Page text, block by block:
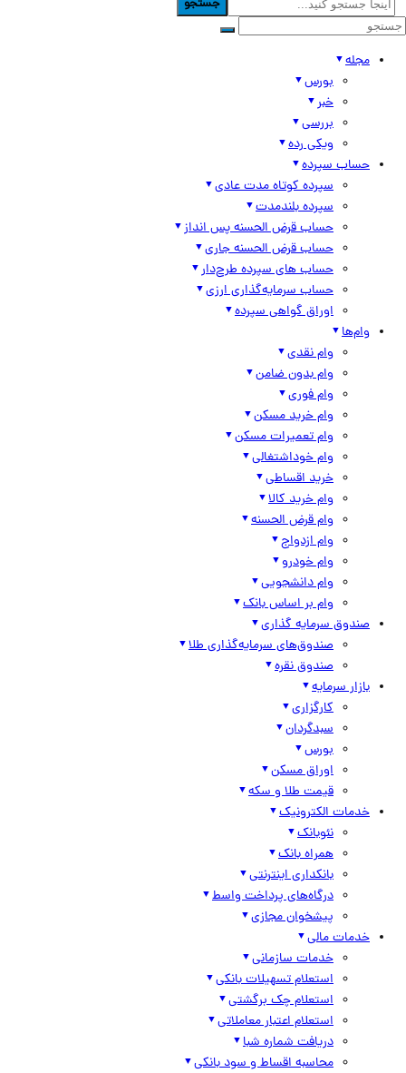
جستجو
مجله
بورس
خبر
بررسی
ویکی رده
حساب سپرده
سپرده کوتاه مدت عادی
سپرده بلندمدت
حساب قرض الحسنه پس انداز
حساب قرض الحسنه جاری
حساب های سپرده طرح‌دار
حساب سرمایه‌گذاری ارزی
اوراق گواهی سپرده
وام‌ها
وام نقدی
وام بدون ضامن
وام فوری
وام خرید مسکن
وام تعمیرات مسکن
وام خوداشتغالی
خرید اقساطی
وام خرید کالا
وام قرض الحسنه
وام ازدواج
وام خودرو
وام دانشجویی
وام بر اساس بانک
صندوق سرمایه گذاری
صندوق‌های سرمایه‌گذاری طلا
صندوق نقره
بازار سرمایه
کارگزاری
سبدگردان
بورس
اوراق مسکن
قیمت طلا و سکه
خدمات الکترونیک
نئوبانک
همراه بانک
بانکداری اینترنتی
درگاه‌های پرداخت واسط
پیشخوان مجازی
خدمات مالی
خدمات سازمانی
استعلام تسهیلات بانکی
استعلام چک برگشتی
استعلام اعتبار معاملاتی
دریافت شماره شبا
محاسبه اقساط و سود بانکی